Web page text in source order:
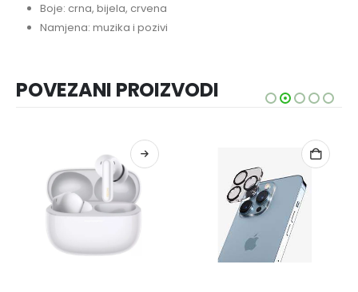
Boje: crna, bijela, crvena
Namjena: muzika i pozivi
POVEZANI PROIZVODI